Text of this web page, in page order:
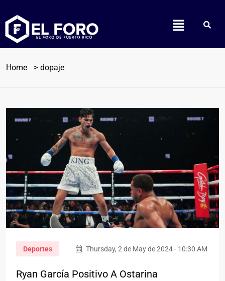
Home dopaje
Deportes Thursday, 2 de May de 2024 - 10:30 AM
Ryan García Positivo A Ostarina